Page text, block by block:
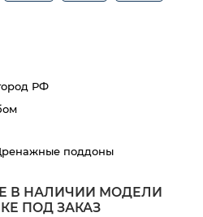
РФ
поддоны
В НАЛИЧИИ МОДЕЛИ
ПОД ЗАКАЗ